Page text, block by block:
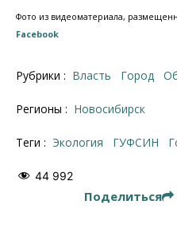
Фото из видеоматериала,
Facebook
Рубрики : Власть Город
Регионы : Новосибирск
Теги : экология ГУФСИН
44 992
Поделиться